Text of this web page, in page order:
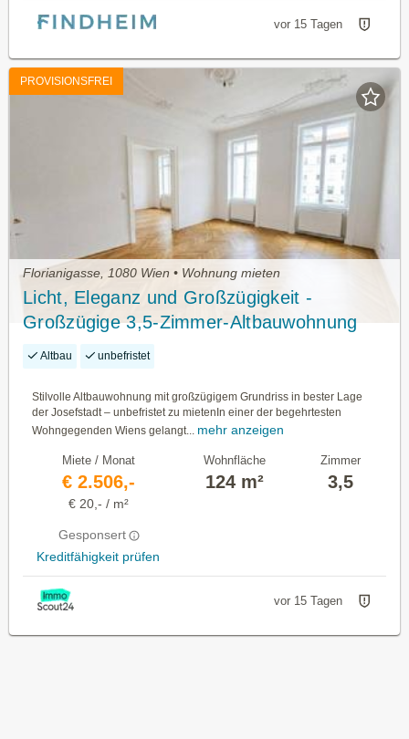
vor 15 Tagen
PROVISIONSFREI
Florianigasse, 1080 Wien • Wohnung mieten
Licht, Eleganz und Großzügigkeit -
Großzügige 3,5-Zimmer-Altbauwohnung
mit Fischgrätparkett und Stuck in Bestlage
Altbau unbefristet
Stilvolle Altbauwohnung mit großzügigem Grundriss in bester Lage
der Josefstadt – unbefristet zu mietenIn einer der begehrtesten
Wohngegenden Wiens gelangt... mehr anzeigen
Miete / Monat
€ 2.506,-
€ 20,- / m²
Gesponsert
Kreditfähigkeit prüfen
Wohnfläche
124 m²
Zimmer
3,5
vor 15 Tagen